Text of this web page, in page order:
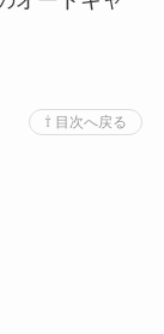
⇧ 目次へ戻る